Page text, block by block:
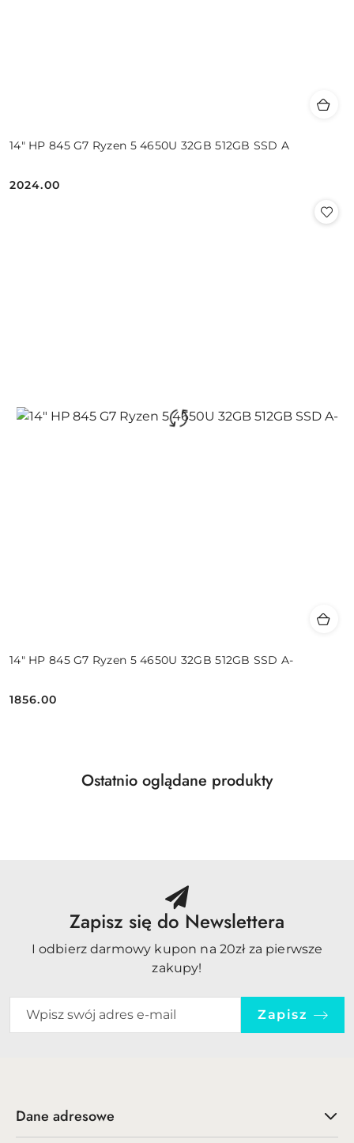
14" HP 845 G7 Ryzen 5 4650U 32GB 512GB SSD A
Cena:
2024.00
14" HP 845 G7 Ryzen 5 4650U 32GB 512GB SSD A-
Cena:
1856.00
Pomiń karuzelę produktów
Produkty
Ostatnio oglądane produkty
Zapisz się do Newslettera
I odbierz darmowy kupon na 20zł za pierwsze
zakupy!
Zapisz
Dane adresowe